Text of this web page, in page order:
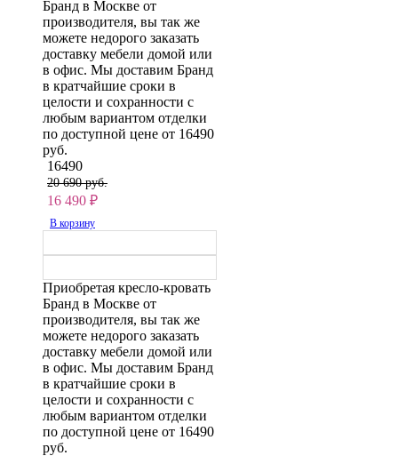
Бранд в Москве от
производителя, вы так же
можете недорого заказать
доставку мебели домой или
в офис. Мы доставим Бранд
в кратчайшие сроки в
целости и сохранности с
любым вариантом отделки
по доступной цене от 16490
руб.
16490
20 690 руб.
16 490 ₽
В корзину
Приобретая кресло-кровать
Бранд в Москве от
производителя, вы так же
можете недорого заказать
доставку мебели домой или
в офис. Мы доставим Бранд
в кратчайшие сроки в
целости и сохранности с
любым вариантом отделки
по доступной цене от 16490
руб.